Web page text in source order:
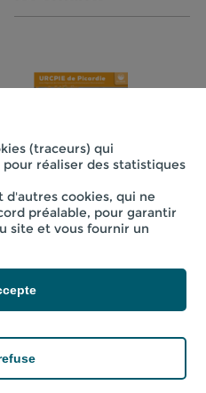
Fiche technique
n°41 "Boissons
(traceurs) qui
réaliser des statistiques
d'autres cookies, qui ne
préalable, pour garantir
site et vous fournir un